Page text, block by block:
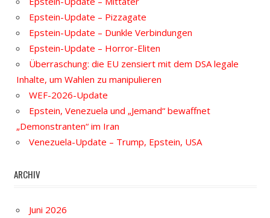
Epstein-Update – Pizzagate
Epstein-Update – Dunkle Verbindungen
Epstein-Update – Horror-Eliten
Überraschung: die EU zensiert mit dem DSA legale
Inhalte, um Wahlen zu manipulieren
WEF-2026-Update
Epstein, Venezuela und „Jemand“ bewaffnet
„Demonstranten“ im Iran
Venezuela-Update – Trump, Epstein, USA
ARCHIV
Juni 2026